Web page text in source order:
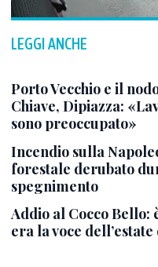
LEGGI ANCHE
Porto Vecchio e il
Chiave, Dipiazza:
sono preoccupato»
Incendio sulla
forestale derubato
spegnimento
Addio al Cocco Bello:
era la voce